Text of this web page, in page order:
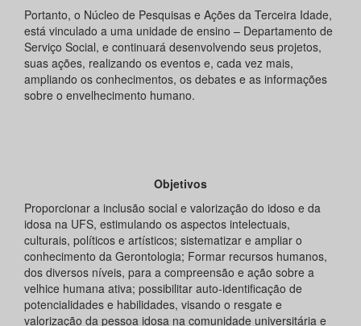
Portanto, o Núcleo de Pesquisas e Ações da Terceira Idade,
está vinculado a uma unidade de ensino – Departamento de
Serviço Social, e continuará desenvolvendo seus projetos,
suas ações, realizando os eventos e, cada vez mais,
ampliando os conhecimentos, os debates e as informações
sobre o envelhecimento humano.
Objetivos
Proporcionar a inclusão social e valorização do idoso e da
idosa na UFS, estimulando os aspectos intelectuais,
culturais, políticos e artísticos; sistematizar e ampliar o
conhecimento da Gerontologia; Formar recursos humanos,
dos diversos níveis, para a compreensão e ação sobre a
velhice humana ativa; possibilitar auto-identificação de
potencialidades e habilidades, visando o resgate e
valorização da pessoa idosa na comunidade universitária e